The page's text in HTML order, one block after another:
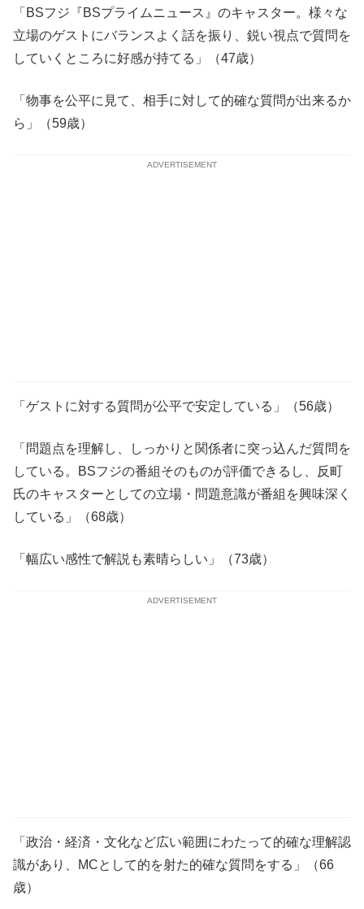
「BSフジ『BSプライムニュース』のキャスター。様々な
立場のゲストにバランスよく話を振り、鋭い視点で質問を
していくところに好感が持てる」（47歳）
「物事を公平に見て、相手に対して的確な質問が出来るか
ら」（59歳）
ADVERTISEMENT
「ゲストに対する質問が公平で安定している」（56歳）
「問題点を理解し、しっかりと関係者に突っ込んだ質問を
している。BSフジの番組そのものが評価できるし、反町
氏のキャスターとしての立場・問題意識が番組を興味深く
している」（68歳）
「幅広い感性で解説も素晴らしい」（73歳）
ADVERTISEMENT
「政治・経済・文化など広い範囲にわたって的確な理解認
識があり、MCとして的を射た的確な質問をする」（66
歳）